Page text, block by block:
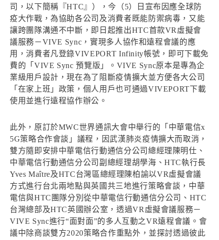
司，以下簡稱『HTC』），今（5）日宣布因應全球防
疫大作戰，為協助各公司及消費者既能防禦病毒，又能
讓跨團隊溝通不中斷，即日起推出HTC首款VR虛擬會
議服務－VIVE Sync，實現多人協作和遠程會議的應
用，消費者凡登錄VIVEPORT Infinity帳號，即可下載免
費的「VIVE Sync 預覽版」。VIVE Sync原本是專為企
業級用戶設計，現在為了阻斷疫情擴大並方便各大公司
「在家上班」政策，個人用戶也可通過VIVEPORT下載
使用並進行遠程協作辦公。
此外，原訂於MWC世界通訊大會中舉行的「中華電信x
5G策略合作會談」議程，因武漢肺炎疫情擴大而取消，
雙方隨即安排中華電信行動通信分公司總經理陳明仕、
中華電信行動通信分公司副總經理胡學海、HTC執行長
Yves Maître及HTC台灣區總經理陳柏諭以VR虛擬會議
方式進行台北兩地點與英國共三地進行策略會談，中華
電信與HTC團隊分別從中華電信行動通信分公司、HTC
台灣總部及HTC英國辦公室，透過VR虛擬會議服務－
VIVE Sync進行“面對面”的多人互動之VR遠程會議。會
議中除商談雙方2020策略合作重點外，並探討透過彼此